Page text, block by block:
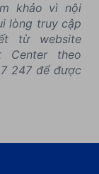
khảo vì nội
lòng truy cập
từ website
Center theo
247 để được